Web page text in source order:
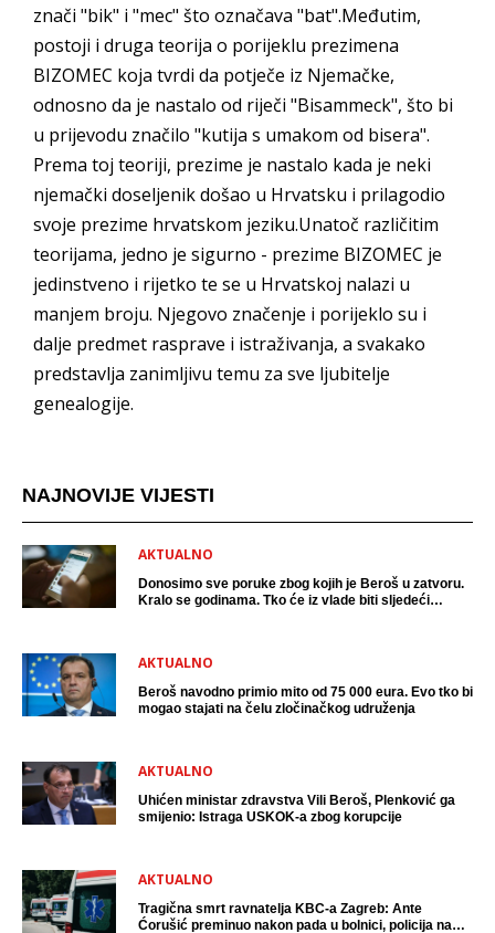
znači "bik" i "mec" što označava "bat".Međutim,
postoji i druga teorija o porijeklu prezimena
BIZOMEC koja tvrdi da potječe iz Njemačke,
odnosno da je nastalo od riječi "Bisammeck", što bi
u prijevodu značilo "kutija s umakom od bisera".
Prema toj teoriji, prezime je nastalo kada je neki
njemački doseljenik došao u Hrvatsku i prilagodio
svoje prezime hrvatskom jeziku.Unatoč različitim
teorijama, jedno je sigurno - prezime BIZOMEC je
jedinstveno i rijetko te se u Hrvatskoj nalazi u
manjem broju. Njegovo značenje i porijeklo su i
dalje predmet rasprave i istraživanja, a svakako
predstavlja zanimljivu temu za sve ljubitelje
genealogije.
NAJNOVIJE VIJESTI
AKTUALNO
Donosimo sve poruke zbog kojih je Beroš u zatvoru.
Kralo se godinama. Tko će iz vlade biti sljedeći
AKTUALNO
Beroš navodno primio mito od 75 000 eura. Evo tko bi
mogao stajati na čelu zločinačkog udruženja
AKTUALNO
Uhićen ministar zdravstva Vili Beroš, Plenković ga
smijenio: Istraga USKOK-a zbog korupcije
AKTUALNO
Tragična smrt ravnatelja KBC-a Zagreb: Ante
Ćorušić preminuo nakon pada u bolnici, policija na